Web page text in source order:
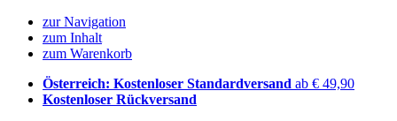
zur Navigation
zum Inhalt
zum Warenkorb
Österreich: Kostenloser Standardversand ab € 49,90
Kostenloser Rückversand